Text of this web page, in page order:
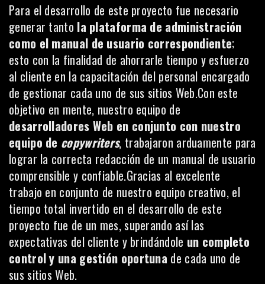
Para el desarrollo de este proyecto fue necesario
generar tanto la plataforma de administración
como el manual de usuario correspondiente;
esto con la finalidad de ahorrarle tiempo y esfuerzo
al cliente en la capacitación del personal encargado
de gestionar cada uno de sus sitios Web.Con este
objetivo en mente, nuestro equipo de
desarrolladores Web en conjunto con nuestro
equipo de copywriters, trabajaron arduamente para
lograr la correcta redacción de un manual de usuario
comprensible y confiable.Gracias al excelente
trabajo en conjunto de nuestro equipo creativo, el
tiempo total invertido en el desarrollo de este
proyecto fue de un mes, superando así las
expectativas del cliente y brindándole un completo
control y una gestión oportuna de cada uno de
sus sitios Web.